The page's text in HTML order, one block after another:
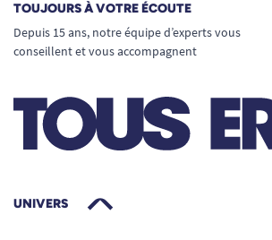
TOUJOURS À VOTRE ÉCOUTE
Depuis 15 ans, notre équipe d’experts vous
conseillent et vous accompagnent
UNIVERS